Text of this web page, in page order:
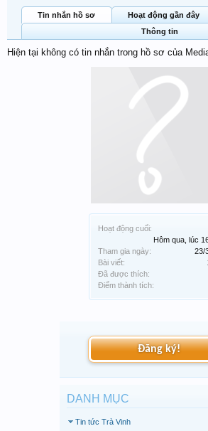
Hoạt động cuối:
Hôm qua, lúc
Tham gia ngày:
23/
Bài viết:
Đã được thích:
Điểm thành tích:
Tin nhắn hồ sơ Hoạt động gần đây
Thông tin
Hiện tại không có tin nhắn trong hồ sơ của
Đăng ký!
DANH MỤC
Tin tức Trà Vinh